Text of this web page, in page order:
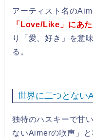
アーティスト名の
「Love/Like」にあ
り「愛、好き」を意
る。
世界に二つとない
独特のハスキーで甘
ないAimerの歌声」